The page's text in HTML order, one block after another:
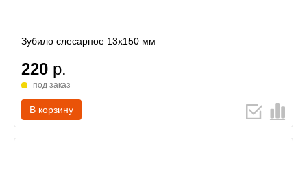
Зубило слесарное 13х150 мм
220 р.
под заказ
В корзину